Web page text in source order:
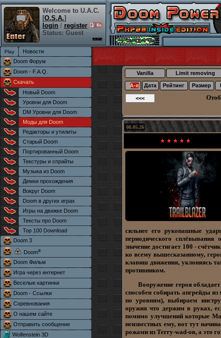
Welcome to U.A.C.
[O.S.A.]
login / register
Status: Guest
Новости
Doom Форум
Doom - F.A.Q.
Скачать
Новый Doom
Уровни для Doom
DM Уровни для Doom
Моды для Doom
Редакторы и утилиты
Старый Doom
Портированный Doom
Текстуры и спрайты
Музыка из Doom
Демки прохождения
Вокруг Doom
Doom в других играх
Игры на движке Doom
Тексты про Doom
Top 100 Download
Doom 3
Doom®
Doom Фильм
Игра через интернет
Веселые картинки
Doom - Ссылки
Соревнования
О нашем сайте
Отправить сообщение
Wolfenstein 3D
Vanilla Limit removing
А-я Дата Рейтинг Размер
08.05.26
сильнее его рукопашные
периодического
значение достигает 100 -
ко всему вышесказанному,
клавиш движения, уклоняясь
противником.
Вооружение героя
способен собирать апгрейды
по уровням), выбираем
оружия что держим в руках,
помимо улучшений которые
неизвестных ему, вот тут
рожами из Terry-wad-ов, а это